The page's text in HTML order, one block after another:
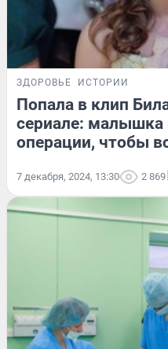
ЗДОРОВЬЕ ИСТОРИИ
Попала в клип
сериале: малышка
операции, чтобы
7 декабря, 2024, 13:30 2 869